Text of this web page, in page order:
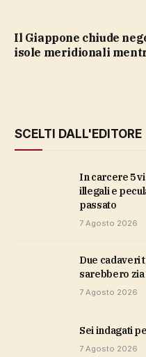
Il Giappone chiude negozi e cancella voli nelle
isole meridionali
SCELTI DALL'EDITORE
In carcere 5 vigili urbani di Milano, arresti
illegali e
passato
7 Agosto 2026
Due cadaveri trovati in casa nel Napoletano,
sarebbero
7 Agosto 2026
sei indagati
7 Agosto 2026